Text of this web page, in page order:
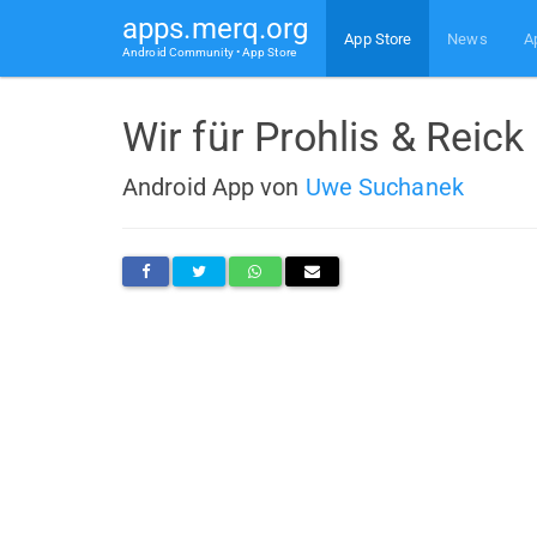
apps.merq.org
Android Community • App Store
App Store News
Wir für Prohlis & Reick
Android App von Uwe Suchanek